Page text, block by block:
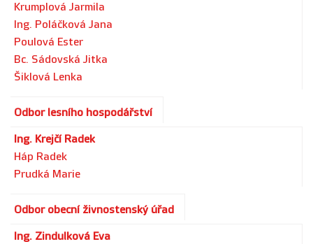
Krumplová Jarmila
Ing. Poláčková Jana
Poulová Ester
Bc. Sádovská Jitka
Šiklová Lenka
Odbor lesního hospodářství
Ing. Krejčí Radek
Háp Radek
Prudká Marie
Odbor obecní živnostenský úřad
Ing. Zindulková Eva